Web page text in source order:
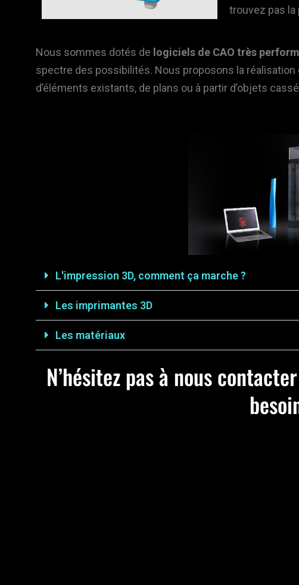
trouvez pas la
Nous sommes dotés de logiciels de CAO très
spectre des possibilités. Nous proposons la
d’éléments existants, de plans ou à partir d’objets
L'impression 3D, comment ça marche ?
Les imprimantes 3D
Les matériaux
N’hésitez pas à nous